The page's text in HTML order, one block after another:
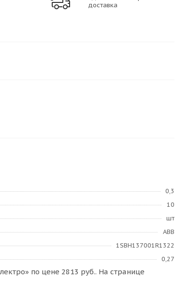
доставка
0,3
10
шт
ABB
1SBH137001R1322
0,27
по цене 2813 руб.. На странице